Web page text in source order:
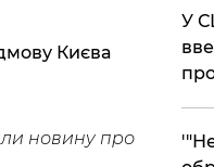
Києва
новину про
​У